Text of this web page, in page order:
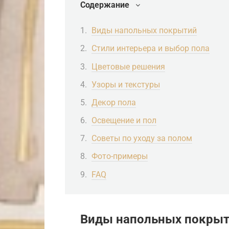
Содержание
Виды напольных покрытий
Стили интерьера и выбор пола
Цветовые решения
Узоры и текстуры
Декор пола
Освещение и пол
Советы по уходу за полом
Фото-примеры
FAQ
Виды напольных